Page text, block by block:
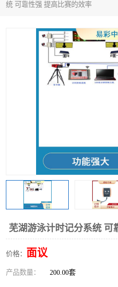
统 可靠性强 提高比赛的效率
芜湖游泳计时记分系统 可
价格： 面议
产品数量： 200.00套